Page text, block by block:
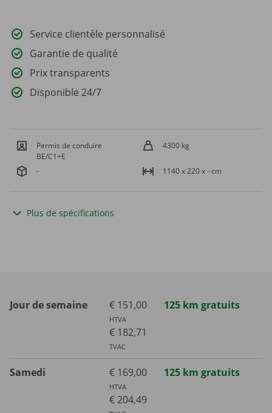
Service clientèle personnalisé
Garantie de qualité
Prix transparents
Disponible 24/7
Permis de conduire
BE/C1+E
4300 kg
- 1140 x 220 x - cm
Plus de spécifications
Jour de semaine € 151,00
HTVA
€ 182,71
TVAC
125 km gratuits
Samedi € 169,00
HTVA
€ 204,49
125 km gratuits